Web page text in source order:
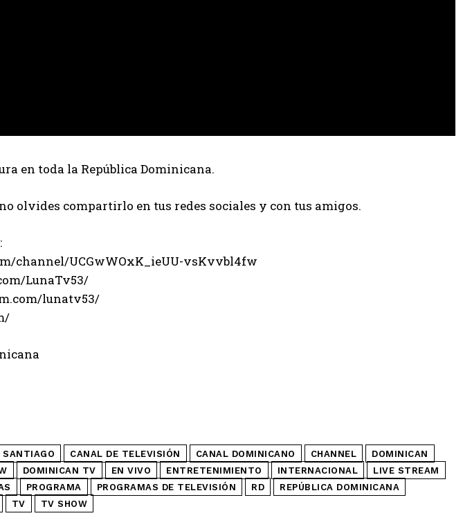
en toda la República Dominicana.
olvides compartirlo en tus redes sociales y con tus amigos.
channel/UCGwWOxK_ieUU-vsKvvbl4fw
LunaTv53/
lunatv53/
SANTIAGO CANAL DE TELEVISIÓN CANAL DOMINICANO CHANNEL
DOMINICAN
DOMINICAN TV EN VIVO ENTRETENIMIENTO INTERNACIONAL
LIVE STREAM
PROGRAMA PROGRAMAS DE TELEVISIÓN RD
REPÚBLICA DOMINICANA
TV TV SHOW